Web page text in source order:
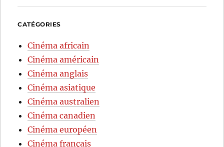
CATÉGORIES
Cinéma africain
Cinéma américain
Cinéma anglais
Cinéma asiatique
Cinéma australien
Cinéma canadien
Cinéma européen
Cinéma français